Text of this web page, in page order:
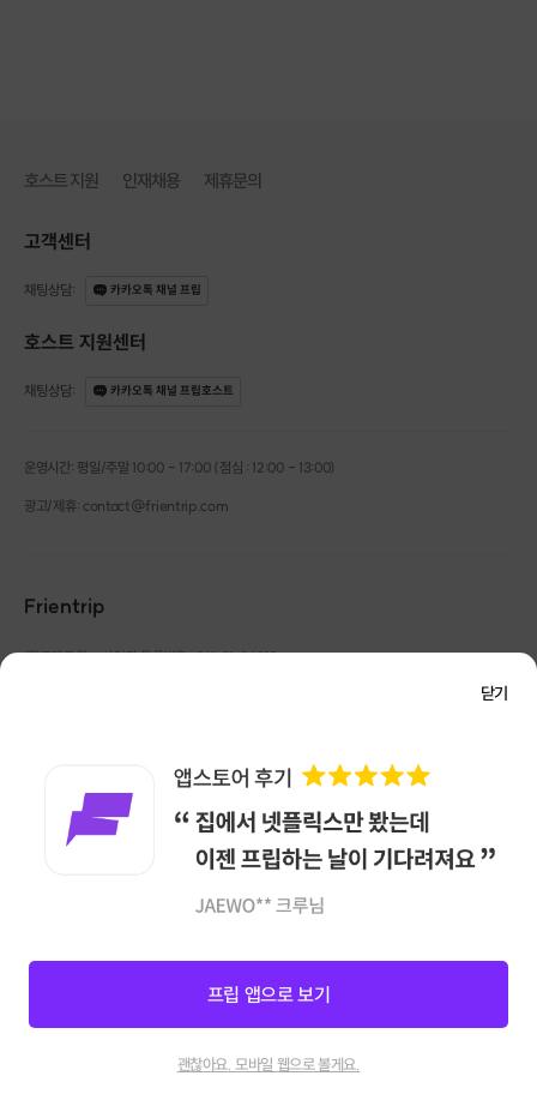
닫기
프립 앱으로 보기
괜찮아요. 모바일 웹으로 볼게요.
호스트 지원 인재채용 제휴문의
고객센터
채팅상담: 카카오톡 채널 프립
호스트 지원센터
채팅상담: 카카오톡 채널 프립호스트
운영시간: 평일/주말 10:00 - 17:00 (점심 : 12:00 - 13:00)
광고/제휴: contact@frientrip.com
Frientrip
㈜프렌트립 | 사업자 등록번호 : 261-81-04385
대해 ㈜프렌트립은 일체의 책임을 지지 않습니다.
NICEPAY 안전거래 서비스 : 고객님의 안전거래를 위해 현금 결제 시, 저희 사이트에서 가입한
구매안전 서비스를 이용할 수 있습니다.가입 확인
이용약관
앱 다운로드